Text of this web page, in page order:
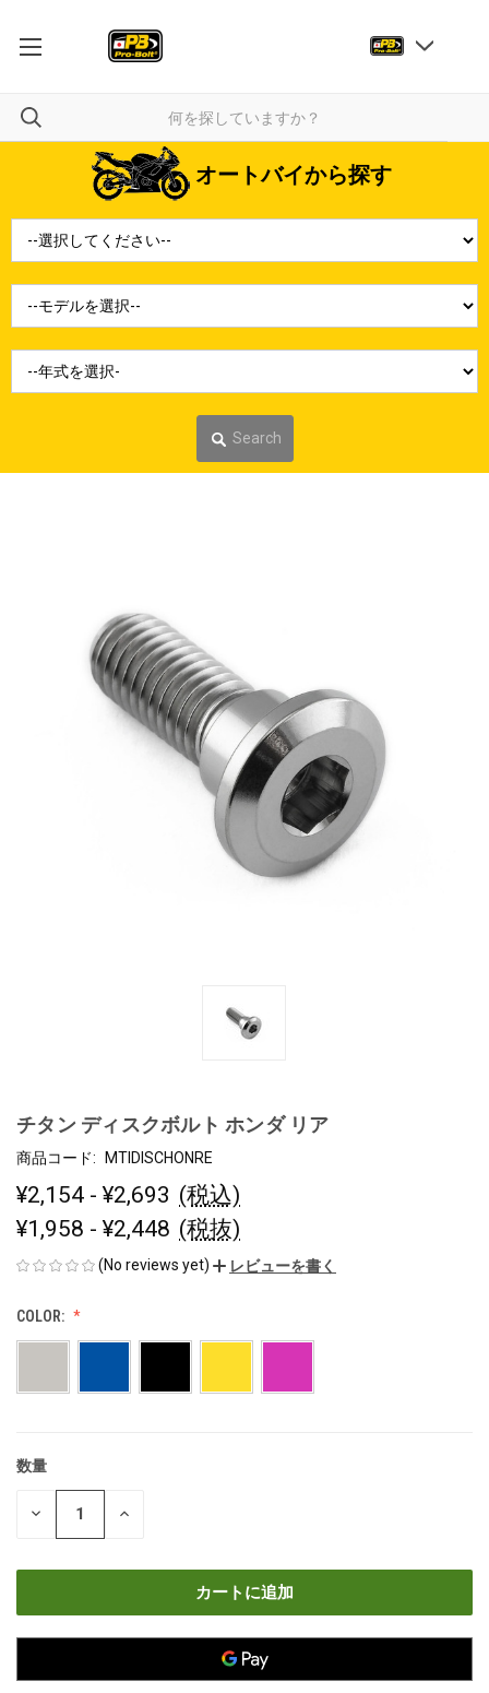
オートバイから探す
Search
チタン ディスクボルト ホンダ リア
商品コード: MTIDISCHONRE
¥2,154 - ¥2,693 (税込)
¥1,958 - ¥2,448 (税抜)
(No reviews yet) レビューを書く
COLOR:
現
数量
数
ら
数
や